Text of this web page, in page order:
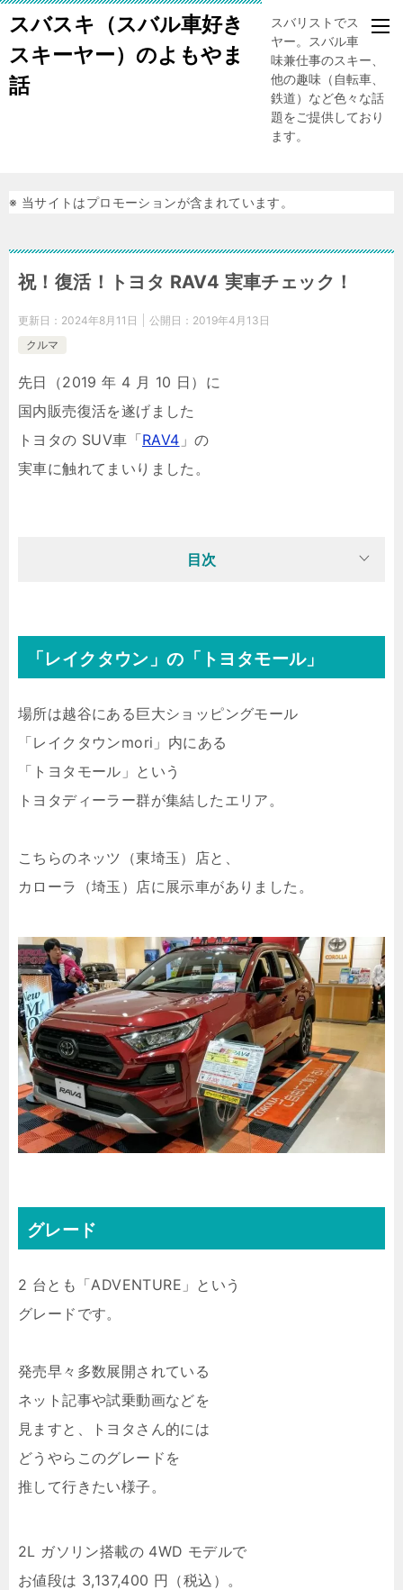
スバスキ（スバル車好き
スキーヤー）のよもやま
話
スバリストでスキー
ヤー。スバル車、趣
味兼仕事のスキー、
他の趣味（自転車、
鉄道）など色々な話
題をご提供しており
ます。
※ 当サイトはプロモーションが含まれています。
祝！復活！トヨタ RAV4 実車チェック！
更新日： 2024年8月11日 公開日： 2019年4月13日
クルマ
先日（2019 年 4 月 10 日）に
国内販売復活を遂げました
トヨタの SUV車「RAV4 」の
実車に触れてまいりました。
目次
「レイクタウン」の「トヨタモール」
場所は越谷にある巨大ショッピングモール
「レイクタウンmori」内にある
「トヨタモール」という
トヨタディーラー群が集結したエリア。
こちらのネッツ（東埼玉）店と、
カローラ（埼玉）店に展示車がありました。
グレード
2 台とも「ADVENTURE」という
グレードです。
発売早々多数展開されている
ネット記事や試乗動画などを
見ますと、トヨタさん的には
どうやらこのグレードを
推して行きたい様子。
2L ガソリン搭載の 4WD モデルで
お値段は 3,137,400 円（税込）。